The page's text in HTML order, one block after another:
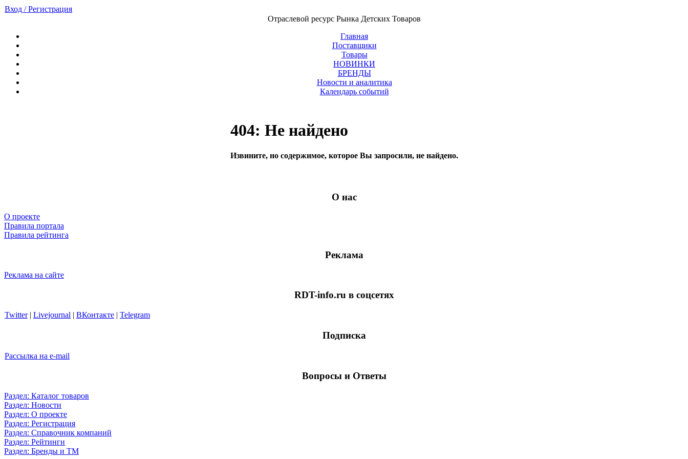
Вход / Регистрация
Отраслевой ресурс Рынка Детских Товаров
Главная
Поставщики
Товары
НОВИНКИ
БРЕНДЫ
Новости и аналитика
Календарь событий
404: Не найдено
Извините, но содержимое, которое Вы запросили, не найдено.
О нас
О проекте
Правила портала
Правила рейтинга
Реклама
Реклама на сайте
RDT-info.ru в соцсетях
Twitter| Livejournal | ВКонтакте | Telegram
Подписка
Рассылка на e-mail
Вопросы и Ответы
Раздел: Каталог товаров
Раздел: Новости
Раздел: О проекте
Раздел: Регистрация
Раздел: Справочник компаний
Раздел: Рейтинги
Раздел: Бренды и ТМ